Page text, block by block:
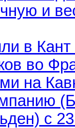
и
в
во
на
с